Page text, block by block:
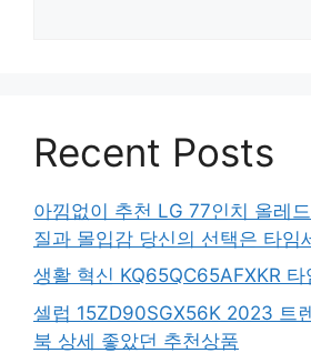
Recent Posts
아낌없이 추천 LG 77인치 올레
질과 몰입감 당신의 선택은 타임
생활 혁신 KQ65QC65AFXKR 타
셀럽 15ZD90SGX56K 2023 트
북 상세 좋았던 추천상품